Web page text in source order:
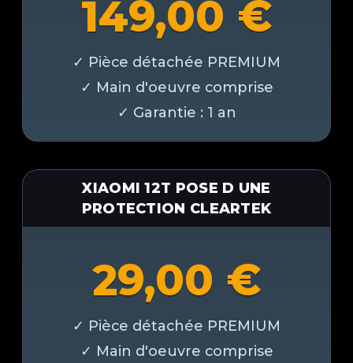
149,00 €
XIAOMI 12T POSE D UNE
PROTECTION CLEARTEK
29,00 €